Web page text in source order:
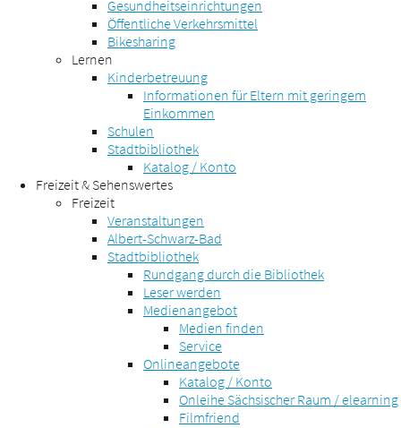
Gesundheitseinrichtungen
Öffentliche Verkehrsmittel
Bikesharing
Lernen
Kinderbetreuung
Informationen für Eltern mit geringem
Einkommen
Schulen
Stadtbibliothek
Katalog / Konto
Freizeit & Sehenswertes
Freizeit
Veranstaltungen
Albert-Schwarz-Bad
Stadtbibliothek
Rundgang durch die Bibliothek
Leser werden
Medienangebot
Medien finden
Service
Onlineangebote
Katalog / Konto
Onleihe Sächsischer Raum / elearning
Filmfriend